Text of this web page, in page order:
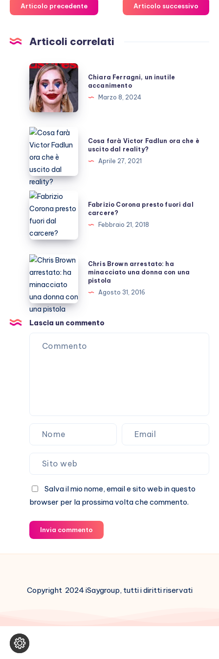
Articolo precedente Articolo successivo
Articoli correlati
Chiara
Ferragni,
un
inutile
accanimento
Chiara Ferragni, un inutile
accanimento
Marzo 8, 2024
Cosa
farà
Victor
Fadlun
ora
che
è
uscito
dal
reality?
Cosa farà Victor Fadlun ora che è
uscito dal reality?
Aprile 27, 2021
Fabrizio
Corona
presto
fuori
dal
carcere?
Fabrizio Corona presto fuori dal
carcere?
Febbraio 21, 2018
Chris
Brown
arrestato:
ha
minacciato
una
donna
Chris Brown arrestato: ha
minacciato una donna con una
pistola
Agosto 31, 2016
Lascia un commento
Salva il mio nome, email e sito web in questo
browser per la prossima volta che commento.
Invia commento
Copyright 2024 iSaygroup, tutti i diritti riservati